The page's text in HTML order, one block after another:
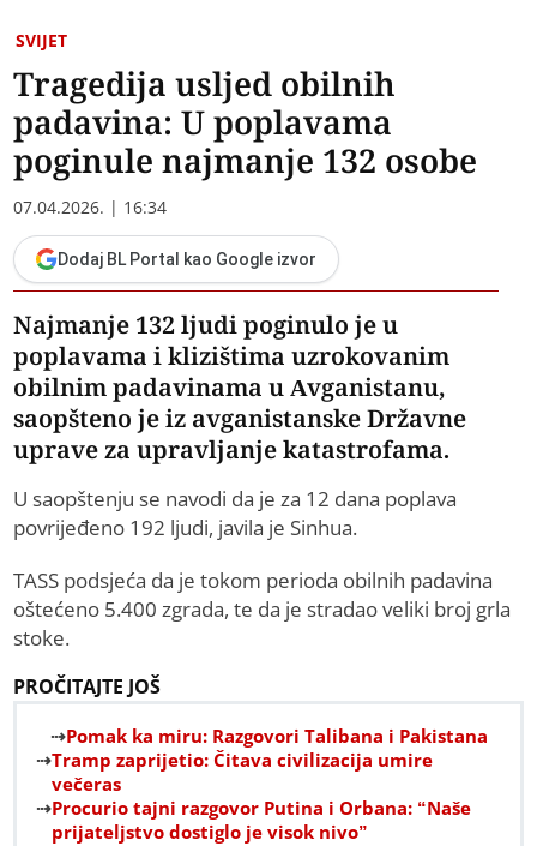
SVIJET
Tragedija usljed obilnih
padavina: U poplavama
poginule najmanje 132 osobe
07.04.2026. | 16:34
Dodaj BL Portal kao Google izvor
Najmanje 132 ljudi poginulo je u
poplavama i klizištima uzrokovanim
obilnim padavinama u Avganistanu,
saopšteno je iz avganistanske Državne
uprave za upravljanje katastrofama.
U saopštenju se navodi da je za 12 dana poplava
povrijeđeno 192 ljudi, javila je Sinhua.
TASS podsjeća da je tokom perioda obilnih padavina
oštećeno 5.400 zgrada, te da je stradao veliki broj grla
stoke.
PROČITAJTE JOŠ
Pomak ka miru: Razgovori Talibana i Pakistana
Tramp zaprijetio: Čitava civilizacija umire
večeras
Procurio tajni razgovor Putina i Orbana: “Naše
prijateljstvo dostiglo je visok nivo”